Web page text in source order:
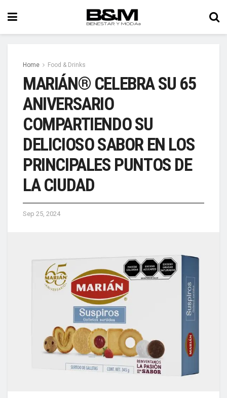
Home Food & Drinks
MARIÁN® CELEBRA SU 65
ANIVERSARIO
COMPARTIENDO SU
DELICIOSO SABOR EN LOS
PRINCIPALES PUNTOS DE
LA CIUDAD
Sep 25, 2024